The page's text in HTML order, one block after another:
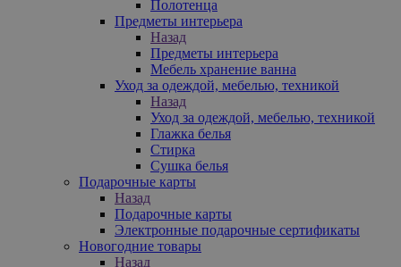
Полотенца
Предметы интерьера
Назад
Предметы интерьера
Мебель хранение ванна
Уход за одеждой, мебелью, техникой
Назад
Уход за одеждой, мебелью, техникой
Глажка белья
Стирка
Сушка белья
Подарочные карты
Назад
Подарочные карты
Электронные подарочные сертификаты
Новогодние товары
Назад